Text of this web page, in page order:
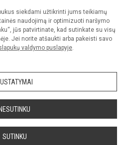
siekdami užtikrinti jums teikiamų
naudojimą ir optimizuoti naršymo
jūs patvirtinate, kad sutinkate su visų
Jei norite atšaukti arba pakeisti savo
valdymo puslapyje.
SUTINKU
progimnazija. Visos teisės saugomos.
sutikimo griežtai draudžiama.
Slapukų valdymas